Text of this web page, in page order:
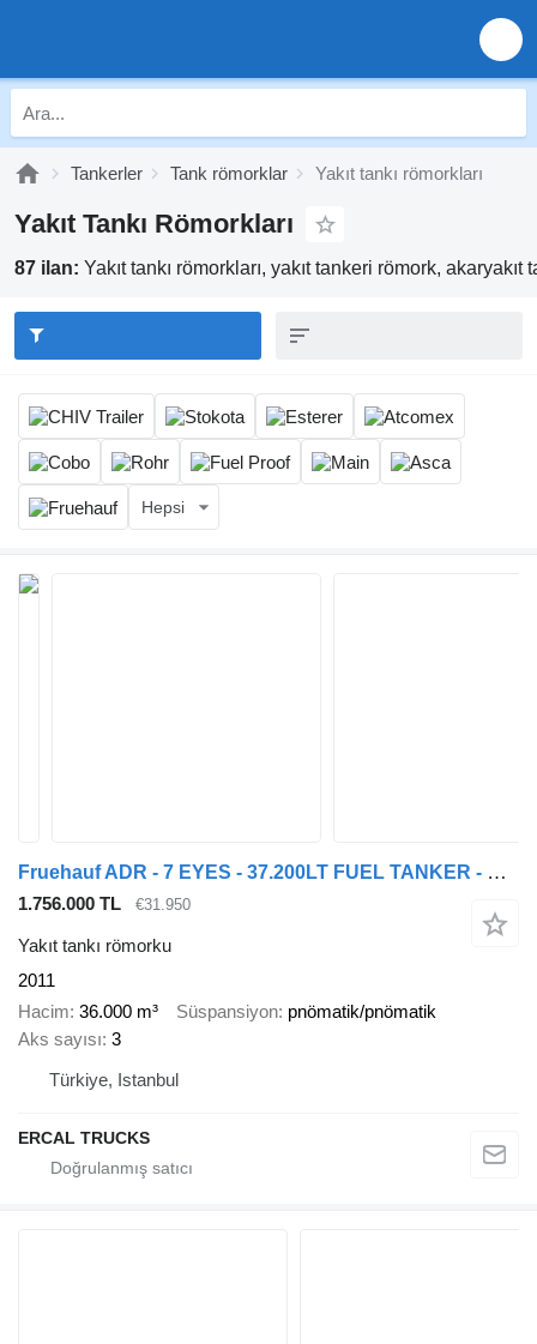
Tankerler Tank römorklar Yakıt tankı römorkları
Yakıt Tankı Römorkları
87 ilan: Yakıt tankı römorkları, yakıt tankeri römork, akaryakıt
Hepsi
Fruehauf ADR - 7 EYES - 37.200LT FUEL TANKER - BPW
1.756.000 TL €31.950
Yakıt tankı römorku
2011
Hacim 36.000 m³ Süspansiyon pnömatik/pnömatik
Aks sayısı 3
Türkiye, Istanbul
ERCAL TRUCKS